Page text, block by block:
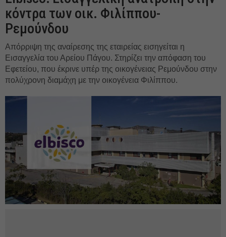
κόντρα των οικ. Φιλίππου-
Ρεμούνδου
Απόρριψη της αναίρεσης της εταιρείας εισηγείται η
Εισαγγελία του Αρείου Πάγου. Στηρίζει την απόφαση του
Εφετείου, που έκρινε υπέρ της οικογένειας Ρεμούνδου στην
πολύχρονη διαμάχη με την οικογένεια Φιλίππου.